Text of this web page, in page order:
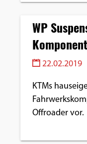
WP
22.02.2019
KTMs
Offroader vor.